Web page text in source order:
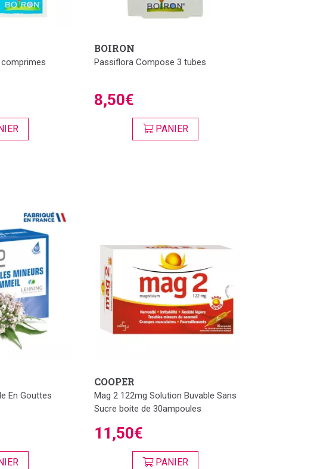
BOIRON
Passiflora Compose 3 tubes
8,50€
PANIER
En Gouttes
COOPER
Mag 2 122mg Solution Buvable Sans
Sucre boite de 30ampoules
11,50€
PANIER